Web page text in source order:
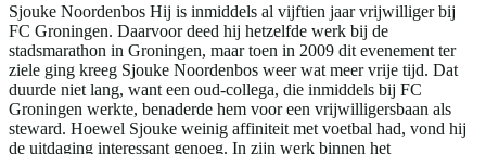
Sjouke Noordenbos Hij is inmiddels al vijftien jaar vrijwilliger bij
FC Groningen. Daarvoor deed hij hetzelfde werk bij de
stadsmarathon in Groningen, maar toen in 2009 dit evenement ter
ziele ging kreeg Sjouke Noordenbos weer wat meer vrije tijd. Dat
duurde niet lang, want een oud-collega, die inmiddels bij FC
Groningen werkte, benaderde hem voor een vrijwilligersbaan als
steward. Hoewel Sjouke weinig affiniteit met voetbal had, vond hij
de uitdaging interessant genoeg. In zijn werk binnen het